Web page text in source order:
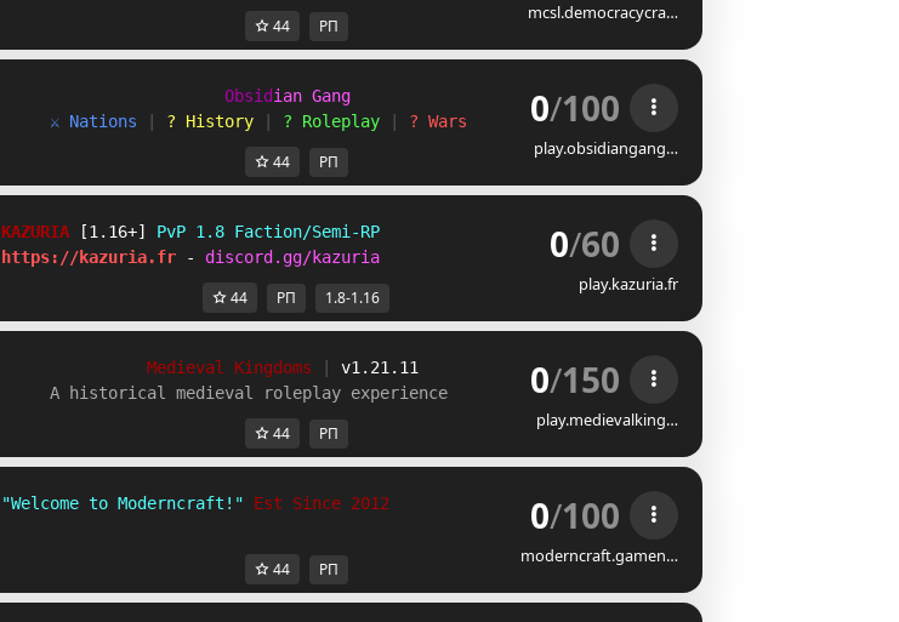
mcsl.democracycra…
44 РП
Obsi di an Gang
⚔ Nations
? History ? Roleplay ? Wars 0/100
play.obsidiangang…
44 РП
KAZURIA [1.16+] PvP 1.8 Faction/Semi-RP
https://kazuria.fr
- discord.gg/kazuria 0/60
play.kazuria.fr
44 РП 1.8-1.16
Medieval Kingdoms
v1.21.11
A historical medieval roleplay experience
0/150
play.medievalking…
44 РП
"Welcome to Moderncraft!" Est Since 2012 ?Jobs, Stores, Economy,
0/100
moderncraft.gamen…
44 РП